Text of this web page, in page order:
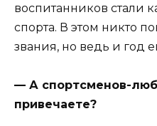
воспитанников стали
спорта. В этом никто
звания, но ведь и год
— А спортсменов-
привечаете?